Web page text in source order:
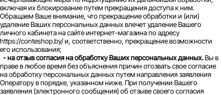
включая их блокирование путем прекращения доступа к ним.
Обращаем Ваше внимание, что прекращение обработки и (или)
удаление Ваших персональных данных влечет удаление Вашего
личного кабинета на сайте интернет-магазина по адресу
https://conteshop.by/ и, соответственно, прекращение возможности
его использования;
- на отзыв согласия на обработку Ваших персональных данных.Вы в
праве в любое время без объяснения причин отозвать свое согласие
на обработку персональных данных путем направления заявления
Оператору в порядке, указанном ниже. При получении Вашего
заявления (электронного сообщения) об отзыве своего согласия